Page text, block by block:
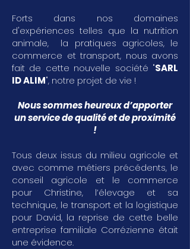
Forts dans nos domaines
d'expériences telles que la nutrition
animale, la pratiques agricoles, le
commerce et transport, nous avons
fait de cette nouvelle société "SARL
ID ALIM", notre projet de vie !
Nous sommes heureux d’apporter
un service de qualité et de proximité
!
Tous deux issus du milieu agricole et
avec comme métiers précédents, le
conseil agricole et le commerce
pour Christine, l’élevage et sa
technique, le transport et la logistique
pour David, la reprise de cette belle
entreprise familiale Corrézienne était
une évidence.